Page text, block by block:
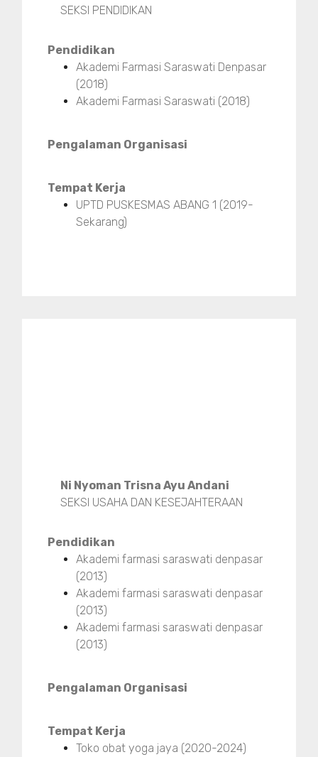
SEKSI PENDIDIKAN
Pendidikan
Akademi Farmasi Saraswati Denpasar
(2018)
Akademi Farmasi Saraswati (2018)
Pengalaman Organisasi
Tempat Kerja
UPTD PUSKESMAS ABANG 1 (2019-
Sekarang)
Ni Nyoman Trisna Ayu Andani
SEKSI USAHA DAN KESEJAHTERAAN
Pendidikan
Akademi farmasi saraswati denpasar
(2013)
Akademi farmasi saraswati denpasar
(2013)
Akademi farmasi saraswati denpasar
(2013)
Pengalaman Organisasi
Tempat Kerja
Toko obat yoga jaya (2020-2024)